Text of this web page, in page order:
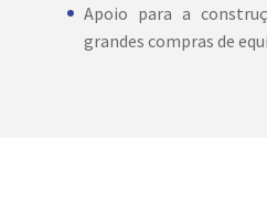
Apoio para a
grandes compras de